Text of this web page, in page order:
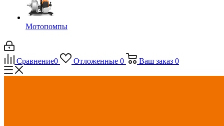
Мотопомпы
Сравнение0 Отложенные 0 Ваш заказ 0